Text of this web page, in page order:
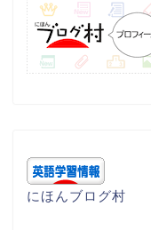
にほんブログ村